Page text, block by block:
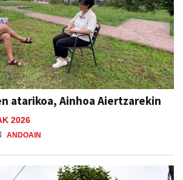
atarikoa, Ainhoa Aiertzarekin
2026
ANDOAIN